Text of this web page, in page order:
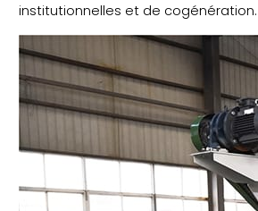
institutionnelles et de cogénération.